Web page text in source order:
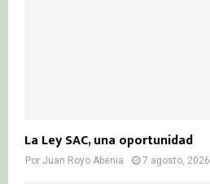
La Ley SAC, una oportunidad
Por Juan Royo Abenia 7 agosto, 2026